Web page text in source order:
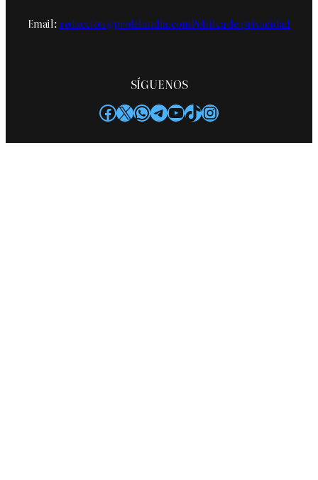
Email:redaccion@profelandia.comPolítica de privacidad
SÍGUENOS
Facebook
X WhatsApp
Telegram
YouTube
TikTok
Instagram